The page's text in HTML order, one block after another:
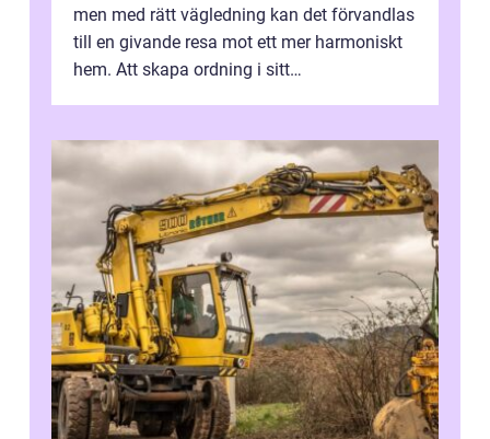
men med rätt vägledning kan det förvandlas
till en givande resa mot ett mer harmoniskt
hem. Att skapa ordning i sitt